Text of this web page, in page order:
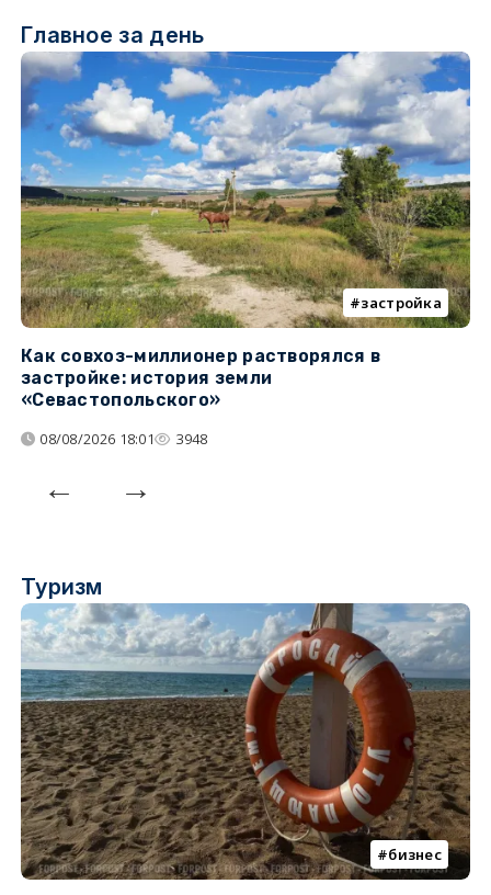
Главное за день
застройка
Как совхоз-миллионер растворялся в
застройке: история земли
«Севастопольского»
08/08/2026 18:01 3948
Туризм
бизнес